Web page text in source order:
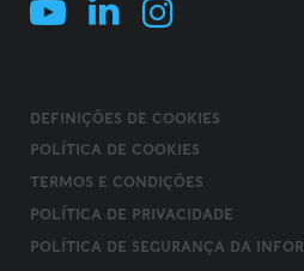
DEFINIÇÕES DE COOKIES
POLÍTICA DE COOKIES
TERMOS E CONDIÇÕES
POLÍTICA DE PRIVACIDADE
POLÍTICA DE SEGURANÇA DA